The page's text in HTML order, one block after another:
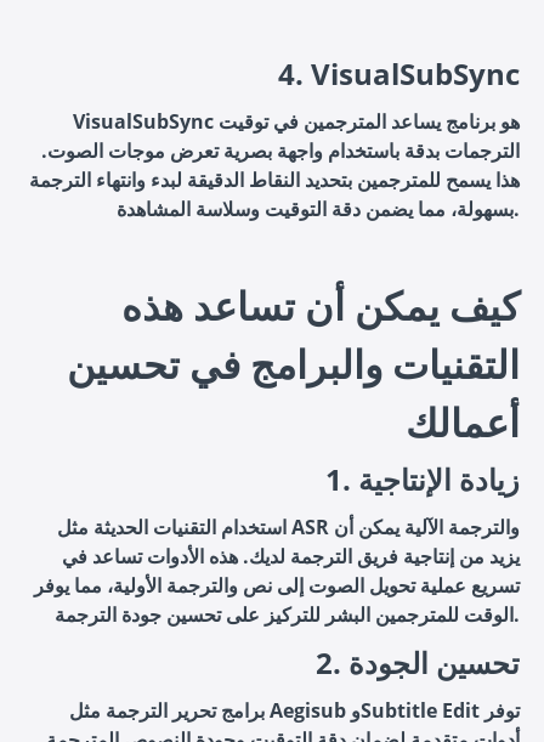
4. VisualSubSync
VisualSubSync هو برنامج يساعد المترجمين في توقيت
الترجمات بدقة باستخدام واجهة بصرية تعرض موجات الصوت.
هذا يسمح للمترجمين بتحديد النقاط الدقيقة لبدء وانتهاء الترجمة
بسهولة، مما يضمن دقة التوقيت وسلاسة المشاهدة.
كيف يمكن أن تساعد هذه
التقنيات والبرامج في تحسين
أعمالك
1. زيادة الإنتاجية
استخدام التقنيات الحديثة مثل ASR والترجمة الآلية يمكن أن
يزيد من إنتاجية فريق الترجمة لديك. هذه الأدوات تساعد في
تسريع عملية تحويل الصوت إلى نص والترجمة الأولية، مما يوفر
الوقت للمترجمين البشر للتركيز على تحسين جودة الترجمة.
2. تحسين الجودة
برامج تحرير الترجمة مثل Aegisub وSubtitle Edit توفر